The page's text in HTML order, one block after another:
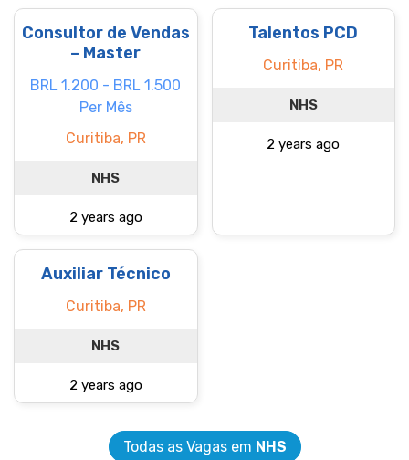
Consultor de Vendas
– Master
BRL 1.200 - BRL 1.500
Per Mês
Curitiba, PR
NHS
2 years ago
Talentos PCD
Curitiba, PR
NHS
2 years ago
Auxiliar Técnico
Curitiba, PR
NHS
2 years ago
Todas as Vagas em NHS